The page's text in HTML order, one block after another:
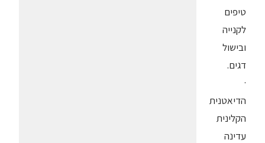
טיפים
לקנייה
ובישול
דגים.
·
הדיאטנית
הקלינית
עדינה